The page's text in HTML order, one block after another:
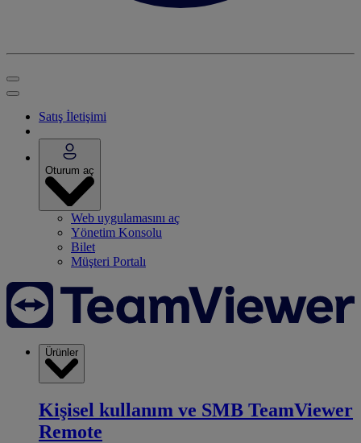
Satış İletişimi
Oturum aç
Web uygulamasını aç
Yönetim Konsolu
Bilet
Müşteri Portalı
Ürünler
Kişisel kullanım ve SMB TeamViewer
Remote